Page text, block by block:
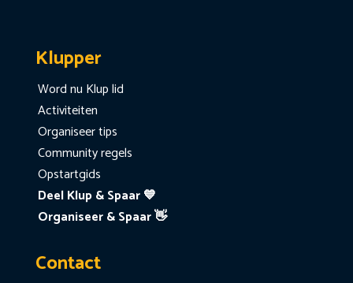
Klupper
Word nu Klup lid
Activiteiten
Organiseer tips
Community regels
Opstartgids
Deel Klup & Spaar 💙
Organiseer & Spaar 👋
Contact